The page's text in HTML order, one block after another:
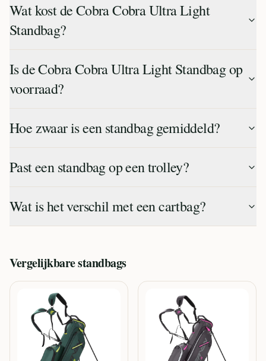
Wat kost de Cobra Cobra Ultra Light
Standbag?
Is de Cobra Cobra Ultra Light Standbag op
voorraad?
Hoe zwaar is een standbag gemiddeld?
Past een standbag op een trolley?
Wat is het verschil met een cartbag?
Vergelijkbarestandbags